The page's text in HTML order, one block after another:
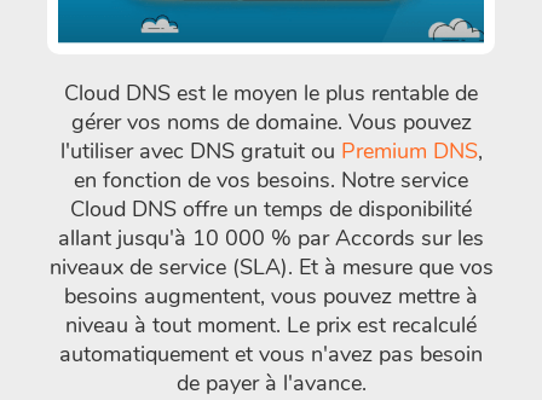
Cloud DNS est le moyen le plus rentable de
gérer vos noms de domaine. Vous pouvez
l'utiliser avec DNS gratuit ou Premium DNS,
en fonction de vos besoins. Notre service
Cloud DNS offre un temps de disponibilité
allant jusqu'à 10 000 % par Accords sur les
niveaux de service (SLA). Et à mesure que vos
besoins augmentent, vous pouvez mettre à
niveau à tout moment. Le prix est recalculé
automatiquement et vous n'avez pas besoin
de payer à l'avance.